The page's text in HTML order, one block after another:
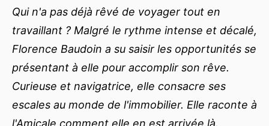
Qui n'a pas déjà rêvé de voyager tout en
travaillant ? Malgré le rythme intense et décalé,
Florence Baudoin a su saisir les opportunités se
présentant à elle pour accomplir son rêve.
Curieuse et navigatrice, elle consacre ses
escales au monde de l'immobilier. Elle raconte à